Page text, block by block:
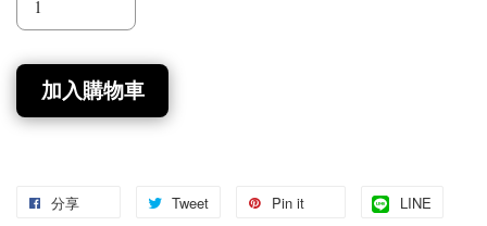
加入購物車
分享 Tweet Pin it LINE